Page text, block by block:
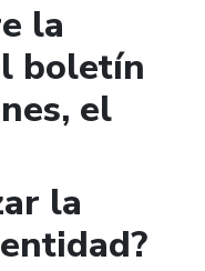
la
boletín
el
la